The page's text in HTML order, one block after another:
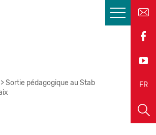
FR
EN
>Sortie pédagogique au Stab